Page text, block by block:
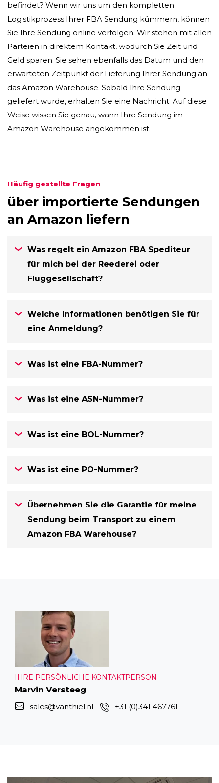
befindet? Wenn wir uns um den kompletten
Logistikprozess Ihrer FBA Sendung kümmern, können
Sie Ihre Sendung online verfolgen. Wir stehen mit allen
Parteien in direktem Kontakt, wodurch Sie Zeit und
Geld sparen. Sie sehen ebenfalls das Datum und den
erwarteten Zeitpunkt der Lieferung Ihrer Sendung an
das Amazon Warehouse. Sobald Ihre Sendung
geliefert wurde, erhalten Sie eine Nachricht. Auf diese
Weise wissen Sie genau, wann Ihre Sendung im
Amazon Warehouse angekommen ist.
Häufig gestellte Fragen
über importierte Sendungen
an Amazon liefern
Was regelt ein Amazon FBA Spediteur
für mich bei der Reederei oder
Fluggesellschaft?
Welche Informationen benötigen Sie für
eine Anmeldung?
Was ist eine FBA-Nummer?
Was ist eine ASN-Nummer?
Was ist eine BOL-Nummer?
Was ist eine PO-Nummer?
Übernehmen Sie die Garantie für meine
Sendung beim Transport zu einem
Amazon FBA Warehouse?
IHRE PERSÖNLICHE KONTAKTPERSON
Marvin Versteeg
sales@vanthiel.nl +31 (0)341 467761